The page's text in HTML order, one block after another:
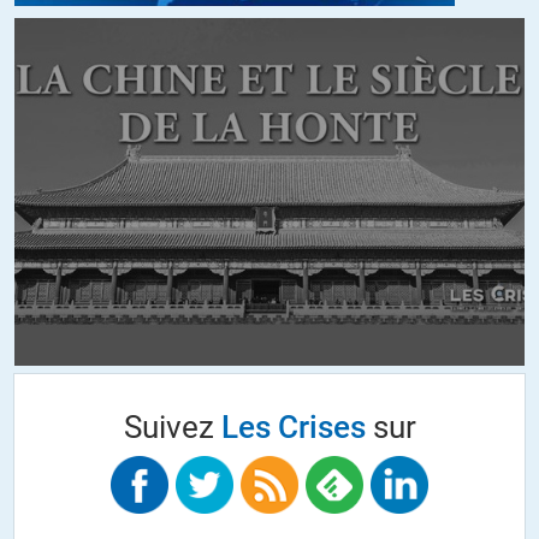
décision « éclairée » des « élites » de « faire cesser le gaspillage » (en
Quant aux autres, elles sont allées faire les ménages ou récurer les
fosses septiques dans des entreprises de nettoyage
(principalement pour parvenir à survivre) et participent donc
activement à la politique de privatisation souhaitée par le
gouvernement.
+5 ALERTER
-témoin de violences policières injustifiables, j’ai peur d’aller
-témoin d’arrestations et de gardes à vue arbitraires de citoyens
pacifiques, j’ai peur d’aller manifester;
Suivez Les Crisessur